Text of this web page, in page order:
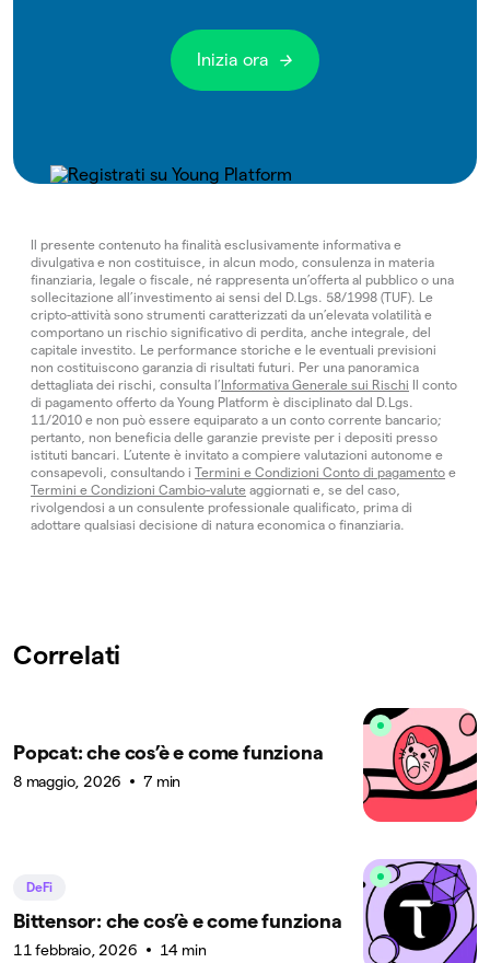
Inizia ora
Il presente contenuto ha finalità esclusivamente informativa e
divulgativa e non costituisce, in alcun modo, consulenza in materia
finanziaria, legale o fiscale, né rappresenta un’offerta al pubblico o una
sollecitazione all’investimento ai sensi del D.Lgs. 58/1998 (TUF). Le
cripto-attività sono strumenti caratterizzati da un’elevata volatilità e
comportano un rischio significativo di perdita, anche integrale, del
capitale investito. Le performance storiche e le eventuali previsioni
non costituiscono garanzia di risultati futuri. Per una panoramica
dettagliata dei rischi, consulta l’ Informativa Generale sui Rischi Il conto
di pagamento offerto da Young Platform è disciplinato dal D.Lgs.
11/2010 e non può essere equiparato a un conto corrente bancario;
pertanto, non beneficia delle garanzie previste per i depositi presso
istituti bancari. L’utente è invitato a compiere valutazioni autonome e
consapevoli, consultando i Termini e Condizioni Conto di pagamento e
Termini e Condizioni Cambio-valute aggiornati e, se del caso,
rivolgendosi a un consulente professionale qualificato, prima di
adottare qualsiasi decisione di natura economica o finanziaria.
Correlati
Popcat: che cos’è e come funziona
8 maggio, 2026 7 min
DeFi
Bittensor: che cos’è e come funziona
11 febbraio, 2026 14 min